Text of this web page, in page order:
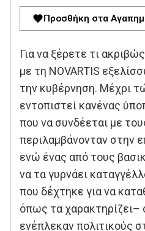
Προσθήκη στα
Για να ξέρετε τι
με τη NOVARTIS
την κυβέρνηση. Μέχρι
εντοπιστεί κανένας
που να συνδέεται με
περιλαμβάνονταν στην
ενώ ένας από τους
να τα γυρνάει
που δέχτηκε για να
όπως τα χαρακτηρίζει–
ενέπλεκαν πολιτικούς